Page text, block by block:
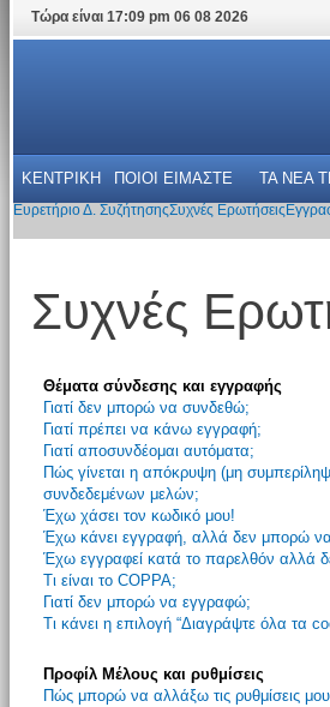
Τώρα είναι 17:09 pm 06 08 2026
ΚΕΝΤΡΙΚΗ ΠΟΙΟΙ ΕΙΜΑΣΤΕ ΤΑ ΝΕΑ
Ευρετήριο Δ. ΣυζήτησηςΣυχνές Ερωτήσεις
Συχνές
Θέματα σύνδεσης και εγγραφής
Γιατί δεν μπορώ να συνδεθώ;
Γιατί πρέπει να κάνω εγγραφή;
Γιατί αποσυνδέομαι αυτόματα;
Πώς γίνεται η απόκρυψη (μη
συνδεδεμένων μελών;
Έχω χάσει τον κωδικό μου!
Έχω κάνει εγγραφή, αλλά δεν μπορώ
Έχω εγγραφεί κατά το παρελθόν αλλά
Τι είναι το COPPA;
Γιατί δεν μπορώ να εγγραφώ;
Τι κάνει η επιλογή “Διαγράψτε όλα τα
Προφίλ Μέλους και ρυθμίσεις
Πώς μπορώ να αλλάξω τις ρυθμίσεις